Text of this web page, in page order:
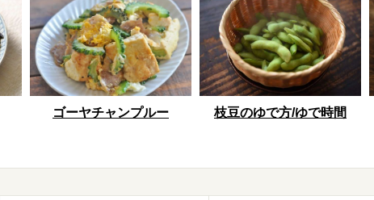
ゴーヤチャンプルー 枝豆のゆで方/ゆで時間